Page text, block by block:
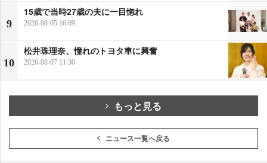
9
15歳で当時27歳の夫に一目惚れ
2026-08-05 16:09
10
松井珠理奈、憧れのトヨタ車に興奮
2026-08-07 11:30
もっと見る
ニュース一覧へ戻る